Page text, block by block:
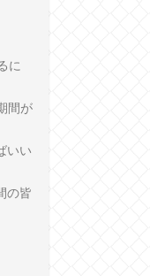
に
間が
いい
の皆